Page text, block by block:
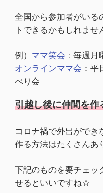
全国から参加者がいる
トできるかもしれませ
例） ママ笑会 ：毎週
オンラインママ会 ：
べり会
引越し後に仲間を作
コロナ禍で外出ができ
作る方法はたくさんあ
下記のものを要チェッ
せるといいですね☆